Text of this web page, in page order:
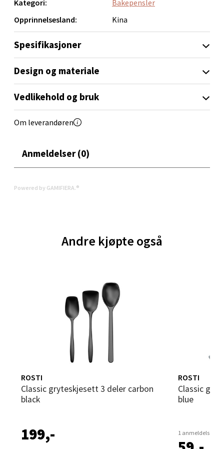
Kategori:
Bakepensler
Opprinnelsesland:
Kina
Spesifikasjoner
Design og materiale
Vedlikehold og bruk
Om leverandøren
Anmeldelser (0)
Powered by GAMIFIERA.®
Andre kjøpte også
ROSTI
Classic gryteskjesett 3 deler carbon
black
199,-
ROSTI
Classic gryteskje bred 27,5 cm dusty
blue
1 anmeldelse
Orkanger - Thon Senter Orkanger
Thon Senter Orkanger, Orkdalsveien 113, 7300
Åpent i dag 09-18
Brodtkorbsgate 7, 1338 Sandvika
Åpent i dag 09-19
Bergen - Thon Senter Sartor
Sartorvegen 12, 5353 Straume
Åpent i dag 10-18
0 i butikk